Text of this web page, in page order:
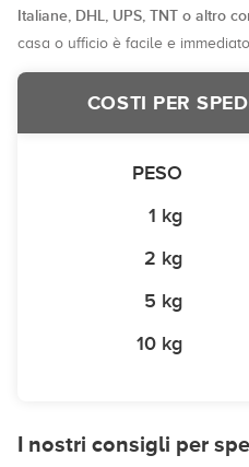
Italiane, DHL, UPS, TNT o altro
casa o ufficio è facile e
COSTI PER
PESO
1 kg
2 kg
5 kg
10 kg
I nostri consigli per